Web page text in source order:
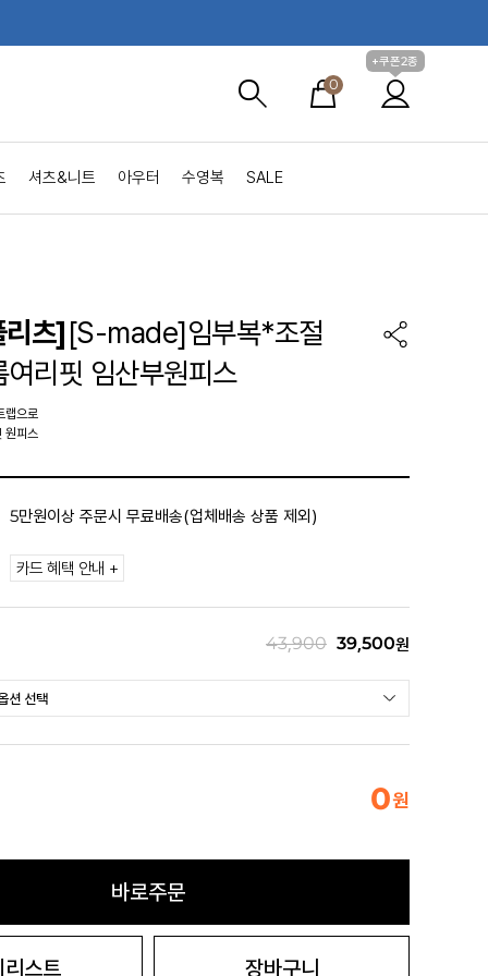
0
+쿠폰2종
셔츠&니트 아우터 수영복 SALE
츠][S-made]임부복*조절
여리핏 임산부원피스
랩으로
원피스
5만원이상 주문시 무료배송(업체배송 상품 제외)
카드 혜택 안내 +
43,900 39,500원
0원
바로주문
리스트 장바구니